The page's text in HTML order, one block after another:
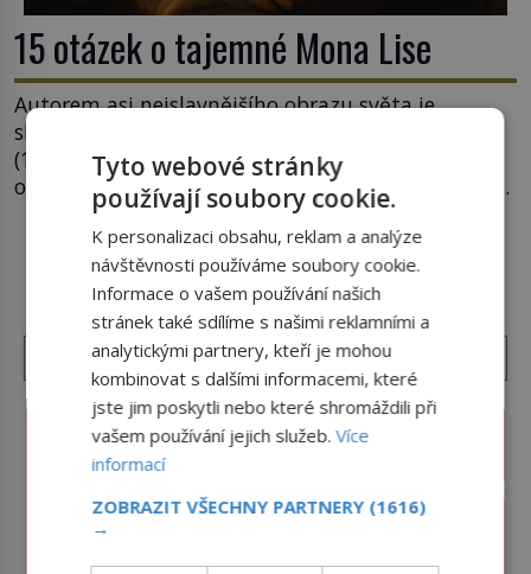
15 otázek o tajemné Mona Lise
Autorem asi nejslavnějšího obrazu světa je
slovutný italský vynálezce Leonardo da Vinci
(1452–1519). Jenže jeho nevinně usmívající dámu
obklopují otazníky, na některé historici odpověď
objeví, jiné zůstanou nezodpovězené. Kam si ji
pověsil Napoleon? Samotný císař Napoleon
Bonaparte (1769–1821) má pro malbu slabost, a
tak si ji ještě jako první konzul přemístí do své
ložnice v Tuilerisjkém […]
DALŠÍ ČLÁNKY Z RUBRIKY ›
Tyto webové stránky
používají soubory cookie.
K personalizaci obsahu, reklam a analýze
návštěvnosti používáme soubory cookie.
Informace o vašem používání našich
stránek také sdílíme s našimi reklamními a
analytickými partnery, kteří je mohou
kombinovat s dalšími informacemi, které
jste jim poskytli nebo které shromáždili při
vašem používání jejich služeb.Více
informací
ZOBRAZIT VŠECHNY PARTNERY (1616)
→